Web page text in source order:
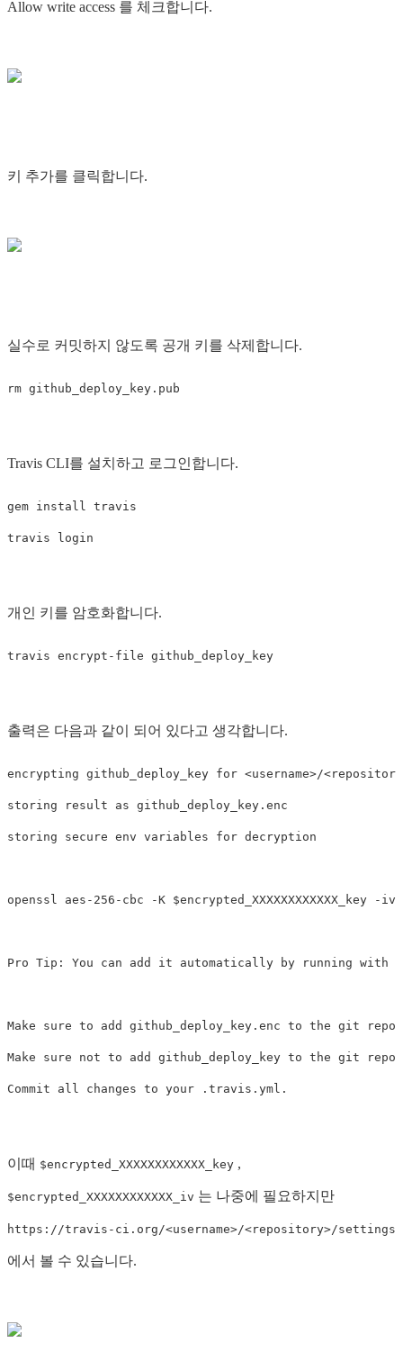
Allow write access 를 체크합니다.
키 추가를 클릭합니다.
실수로 커밋하지 않도록 공개 키를 삭제합니다.
Travis CLI를 설치하고 로그인합니다.
gem install travis
개인 키를 암호화합니다.
출력은 다음과 같이 되어 있다고 생각합니다.
encrypting github_deploy_key for <username>/
storing result as github_deploy_key.enc
storing secure env variables for decryption
openssl aes-256-cbc -K $encrypted_XXXXXXXXXXXX_key -iv
Pro Tip: You can add it automatically by running with
Make sure to add github_deploy_key.enc to the git
Make sure not to add github_deploy_key to the git
이때 $encrypted_XXXXXXXXXXXX_key ,
$encrypted_XXXXXXXXXXXX_iv 는 나중에 필요하지만
https://travis-ci.org/<username>/<repository>/settings
에서 볼 수 있습니다.